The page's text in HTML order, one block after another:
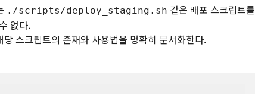
./scripts/deploy_staging.sh 같은 배포 스크립트를
없다.
당 스크립트의 존재와 사용법을 명확히 문서화한다.